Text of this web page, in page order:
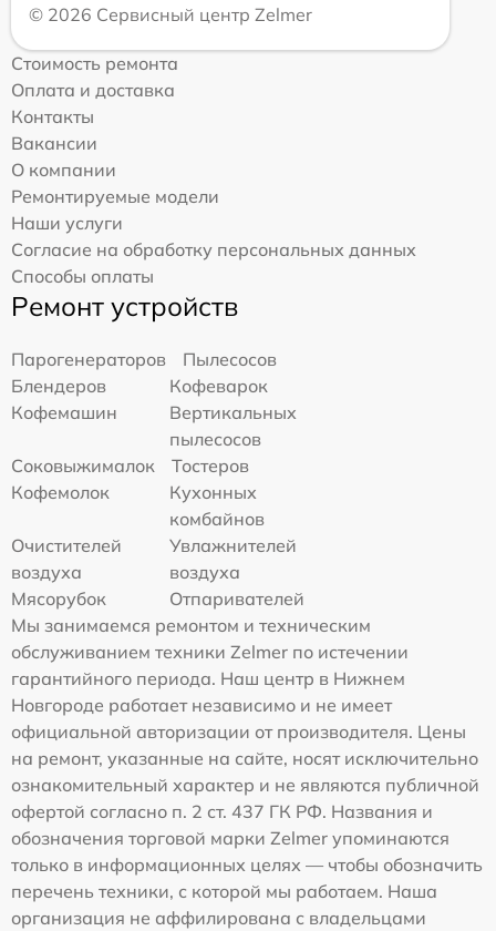
© 2026 Сервисный центр Zelmer
Стоимость ремонта
Оплата и доставка
Контакты
Вакансии
О компании
Ремонтируемые модели
Наши услуги
Согласие на обработку персональных данных
Способы оплаты
Ремонт устройств
Парогенераторов
Пылесосов
Блендеров
Кофеварок
Кофемашин
Вертикальных
пылесосов
Соковыжималок
Тостеров
Кофемолок
Кухонных
комбайнов
Очистителей
воздуха
Увлажнителей
воздуха
Мясорубок
Отпаривателей
Мы занимаемся ремонтом и техническим
обслуживанием техники Zelmer по истечении
гарантийного периода. Наш центр в Нижнем
Новгороде работает независимо и не имеет
официальной авторизации от производителя. Цены
на ремонт, указанные на сайте, носят исключительно
ознакомительный характер и не являются публичной
офертой согласно п. 2 ст. 437 ГК РФ. Названия и
обозначения торговой марки Zelmer упоминаются
только в информационных целях — чтобы обозначить
перечень техники, с которой мы работаем. Наша
организация не аффилирована с владельцами